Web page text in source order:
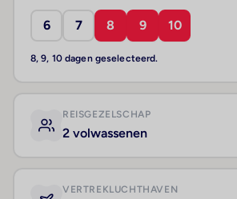
6 7 8 9 10
8, 9, 10 dagen geselecteerd.
REISGEZELSCHAP
2 volwassenen
VERTREKLUCHTHAVEN